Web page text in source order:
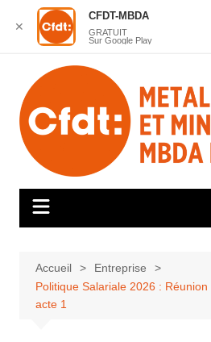
contenu
Accueil
Entreprise
Politique Salariale 2026 :
acte 1
✕
CFDT-MBDA
GRATUIT
Sur Google Play